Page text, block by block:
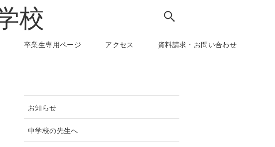
卒業生専用ページ アクセス 資料請求・お問い合わせ
お知らせ
中学校の先生へ